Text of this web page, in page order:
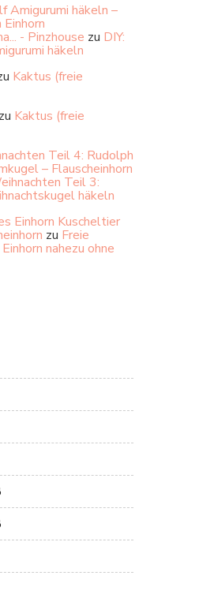
Amigurumi häkeln –
- Pinzhouse zu DIY:
häkeln
Kaktus (freie
zu Kaktus (freie
Teil 4: Rudolph
– Flauscheinhorn
Teil 3:
häkeln
Einhorn Kuscheltier
zu Freie
nahezu ohne